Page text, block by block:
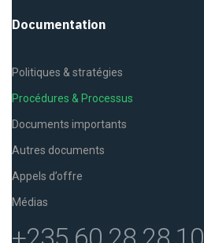
Documentation
Politiques & stratégies
Procédures & Processus
Documents importants
Autres documents
Appels d’offre
Médias